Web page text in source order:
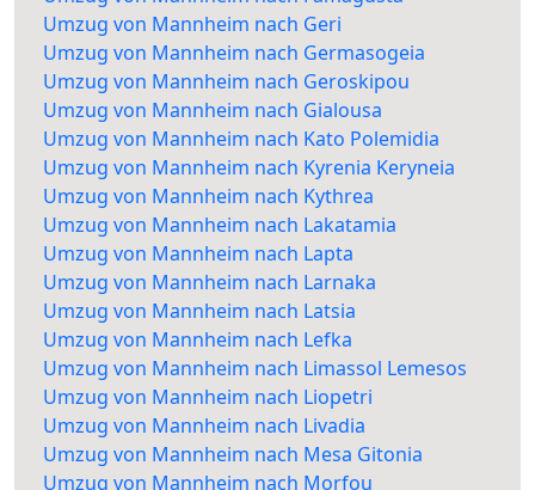
Umzug von Mannheim nach Geri
Umzug von Mannheim nach Germasogeia
Umzug von Mannheim nach Geroskipou
Umzug von Mannheim nach Gialousa
Umzug von Mannheim nach Kato Polemidia
Umzug von Mannheim nach Kyrenia Keryneia
Umzug von Mannheim nach Kythrea
Umzug von Mannheim nach Lakatamia
Umzug von Mannheim nach Lapta
Umzug von Mannheim nach Larnaka
Umzug von Mannheim nach Latsia
Umzug von Mannheim nach Lefka
Umzug von Mannheim nach Limassol Lemesos
Umzug von Mannheim nach Liopetri
Umzug von Mannheim nach Livadia
Umzug von Mannheim nach Mesa Gitonia
Umzug von Mannheim nach Morfou